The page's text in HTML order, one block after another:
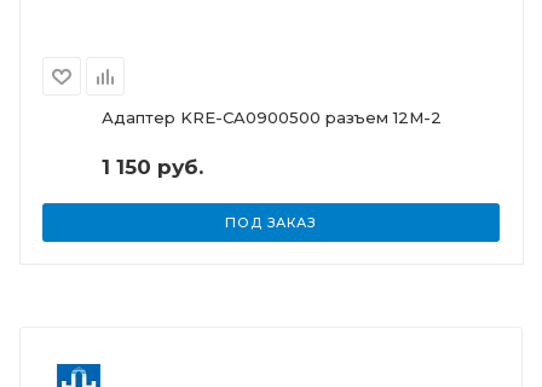
Адаптер KRE-CA0900500 разъем 12М-2
1 150 руб.
ПОД ЗАКАЗ